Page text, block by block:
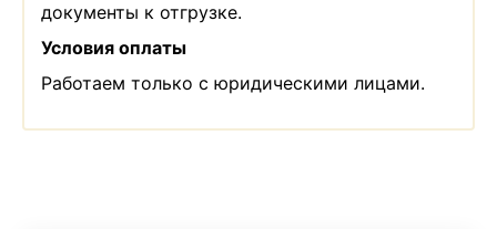
документы к отгрузке.
Условия оплаты
Работаем только с юридическими лицами.